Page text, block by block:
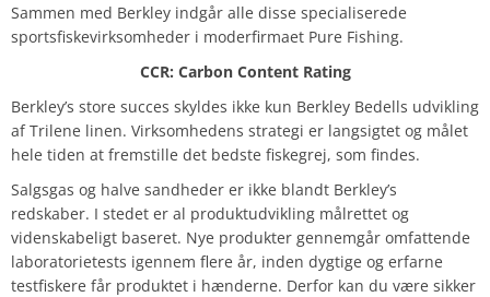
Sammen med Berkley indgår alle disse specialiserede
sportsfiskevirksomheder i moderfirmaet Pure Fishing.
CCR: Carbon Content Rating
Berkley’s store succes skyldes ikke kun Berkley Bedells udvikling
af Trilene linen. Virksomhedens strategi er langsigtet og målet
hele tiden at fremstille det bedste fiskegrej, som findes.
Salgsgas og halve sandheder er ikke blandt Berkley’s
redskaber. I stedet er al produktudvikling målrettet og
videnskabeligt baseret. Nye produkter gennemgår omfattende
laboratorietests igennem flere år, inden dygtige og erfarne
testfiskere får produktet i hænderne. Derfor kan du være sikker